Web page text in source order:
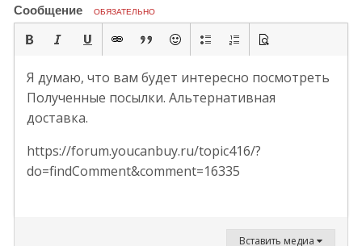
Сообщение ОБЯЗАТЕЛЬНО
Я думаю, что вам будет интересно посмотреть
Полученные посылки. Альтернативная
доставка.
https://forum.youcanbuy.ru/topic416/?
do=findComment&comment=16335
Вставить медиа